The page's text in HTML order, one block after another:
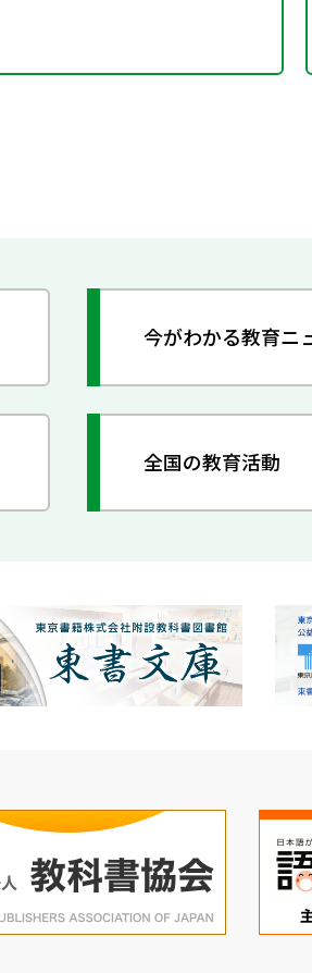
今がわかる教育ニ
全国の教育活動